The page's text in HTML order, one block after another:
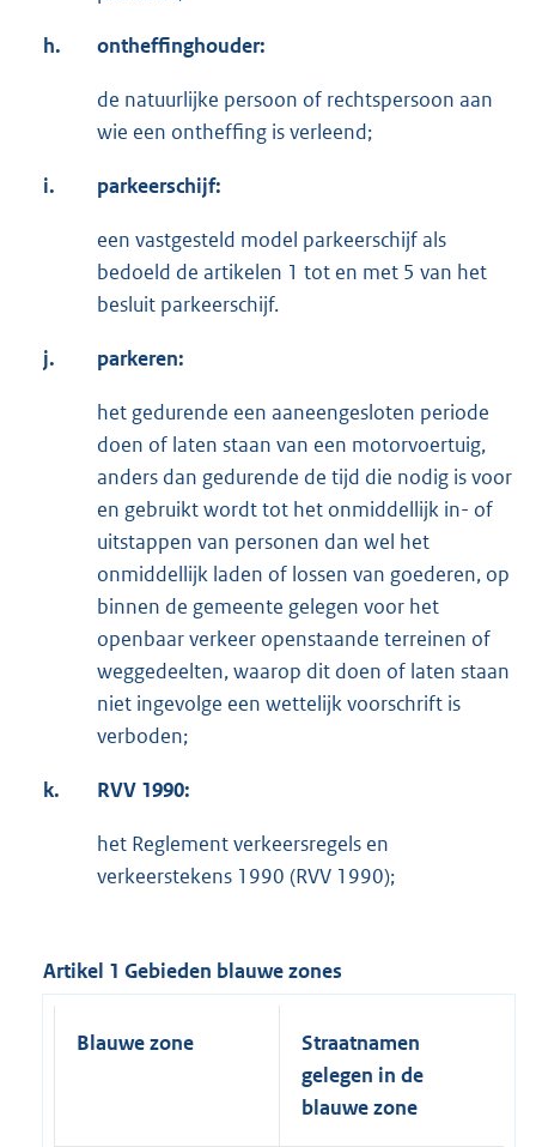
h. ontheffinghouder:
de natuurlijke persoon of rechtspersoon aan
wie een ontheffing is verleend;
i. parkeerschijf:
een vastgesteld model parkeerschijf als
bedoeld de artikelen 1 tot en met 5 van het
besluit parkeerschijf.
j. parkeren:
het gedurende een aaneengesloten periode
doen of laten staan van een motorvoertuig,
anders dan gedurende de tijd die nodig is voor
en gebruikt wordt tot het onmiddellijk in- of
uitstappen van personen dan wel het
onmiddellijk laden of lossen van goederen, op
binnen de gemeente gelegen voor het
openbaar verkeer openstaande terreinen of
weggedeelten, waarop dit doen of laten staan
niet ingevolge een wettelijk voorschrift is
verboden;
k. RVV 1990:
het Reglement verkeersregels en
verkeerstekens 1990 (RVV 1990);
Artikel 1 Gebieden blauwe zones
Blauwe zone
Straatnamen
gelegen in de
blauwe zone